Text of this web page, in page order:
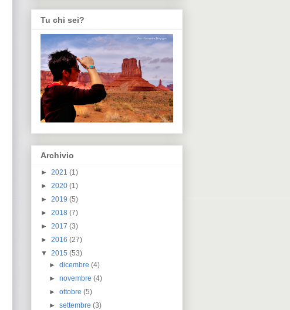
Tu chi sei?
Archivio
► 2021 (1)
► 2020 (1)
► 2019 (5)
► 2018 (7)
► 2017 (3)
► 2016 (27)
▼ 2015 (53)
►dicembre (4)
►novembre (4)
►ottobre (5)
►settembre (3)